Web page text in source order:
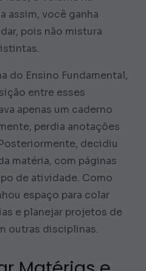
assim, você ganha
pois não mistura
do Ensino Fundamental,
entre esses
apenas um caderno
perdia anotações
decidiu
matéria, com páginas
de atividade. Como
espaço para colar
e planejar projetos de
outras disciplinas.